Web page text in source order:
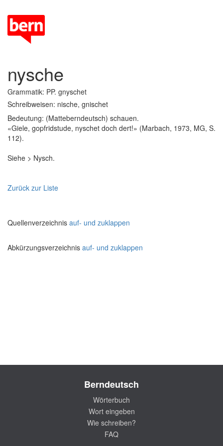
nysche
Grammatik: PP. gnyschet
Schreibweisen: nische, gnischet
Bedeutung: (Matteberndeutsch) schauen.
«Giele, gopfridstude, nyschet doch dert!» (Marbach, 1973, MG, S.
112).
Siehe > Nysch.
Zurück zur Liste
Quellenverzeichnis auf- und zuklappen
Abkürzungsverzeichnis auf- und zuklappen
Berndeutsch
Wörterbuch
Wort eingeben
Wie schreiben?
FAQ